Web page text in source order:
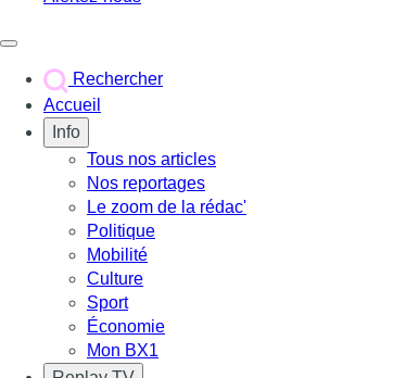
Rechercher
Accueil
Info
Tous nos articles
Nos reportages
Le zoom de la rédac'
Politique
Mobilité
Culture
Sport
Économie
Mon BX1